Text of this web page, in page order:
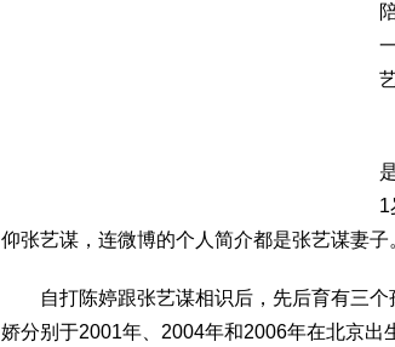
1
仰张艺谋，连微博的个人简介都是张艺谋妻子
自打陈婷跟张艺谋相识后，先后育有三个
娇分别于2001年、2004年和2006年在北京